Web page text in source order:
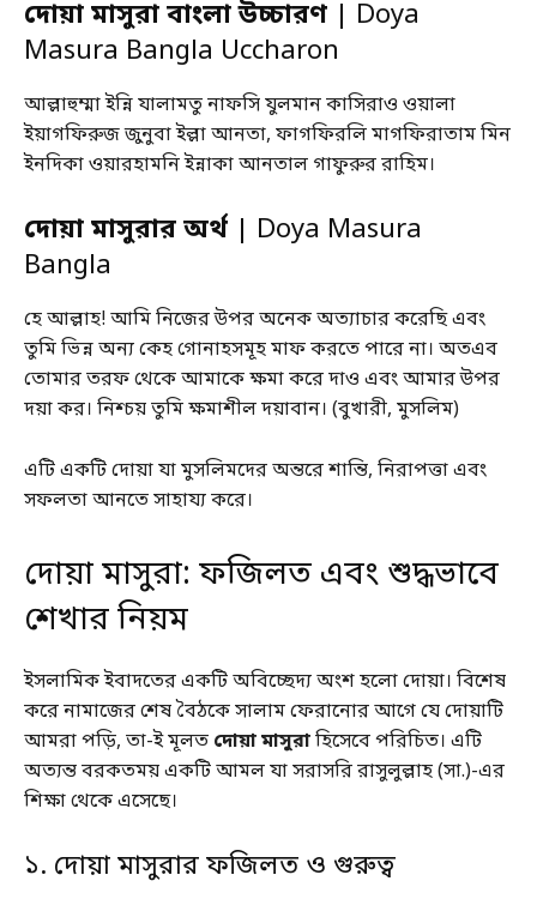
দোয়া মাসুরা বাংলা উচ্চারণ | Doya
Masura Bangla Uccharon
আল্লাহুম্মা ইন্নি যালামতু নাফসি যুলমান কাসিরাও ওয়ালা
ইয়াগফিরুজ জুনুবা ইল্লা আনতা, ফাগফিরলি মাগফিরাতাম মিন
ইনদিকা ওয়ারহামনি ইন্নাকা আনতাল গাফুরুর রাহিম।
দোয়া মাসুরার অর্থ | Doya Masura
Bangla
হে আল্লাহ! আমি নিজের উপর অনেক অত্যাচার করেছি এবং
তুমি ভিন্ন অন্য কেহ গোনাহসমূহ মাফ করতে পারে না। অতএব
তোমার তরফ থেকে আমাকে ক্ষমা করে দাও এবং আমার উপর
দয়া কর। নিশ্চয় তুমি ক্ষমাশীল দয়াবান। (বুখারী, মুসলিম)
এটি একটি দোয়া যা মুসলিমদের অন্তরে শান্তি, নিরাপত্তা এবং
সফলতা আনতে সাহায্য করে।
দোয়া মাসুরা: ফজিলত এবং শুদ্ধভাবে
শেখার নিয়ম
ইসলামিক ইবাদতের একটি অবিচ্ছেদ্য অংশ হলো দোয়া। বিশেষ
করে নামাজের শেষ বৈঠকে সালাম ফেরানোর আগে যে দোয়াটি
আমরা পড়ি, তা-ই মূলত দোয়া মাসুরাহিসেবে পরিচিত। এটি
অত্যন্ত বরকতময় একটি আমল যা সরাসরি রাসুলুল্লাহ (সা.)-এর
শিক্ষা থেকে এসেছে।
১. দোয়া মাসুরার ফজিলত ও গুরুত্ব